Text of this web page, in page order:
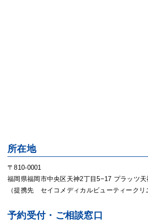
所在地
〒810-0001
福岡県福岡市中央区天神2丁目5−17 プラッツ
（提携先 セイコメディカルビューティークリ
予約受付・ご相談窓口